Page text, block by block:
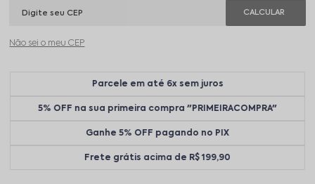
Não sei o meu CEP
Parcele em até 6x sem juros
5% OFF na sua primeira compra "PRIMEIRACOMPRA"
Ganhe 5% OFF pagando no PIX
Frete grátis acima de R$ 199,90